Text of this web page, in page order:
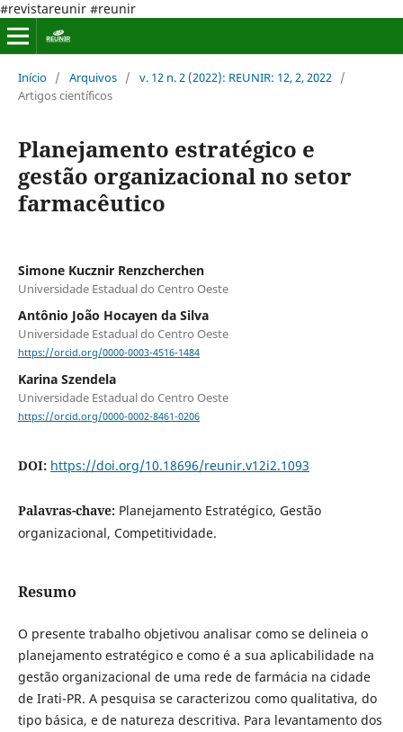
#revistareunir #reunir
Início / Arquivos / v. 12 n. 2 (2022): REUNIR: 12, 2, 2022 /
Artigos científicos
Planejamento estratégico e
gestão organizacional no setor
farmacêutico
Simone Kucznir Renzcherchen
Universidade Estadual do Centro Oeste
Antônio João Hocayen da Silva
Universidade Estadual do Centro Oeste
https://orcid.org/0000-0003-4516-1484
Karina Szendela
Universidade Estadual do Centro Oeste
https://orcid.org/0000-0002-8461-0206
DOI: https://doi.org/10.18696/reunir.v12i2.1093
Palavras-chave: Planejamento Estratégico, Gestão
organizacional, Competitividade.
Resumo
O presente trabalho objetivou analisar como se delineia o
planejamento estratégico e como é a sua aplicabilidade na
gestão organizacional de uma rede de farmácia na cidade
de Irati-PR. A pesquisa se caracterizou como qualitativa, do
tipo básica, e de natureza descritiva. Para levantamento dos